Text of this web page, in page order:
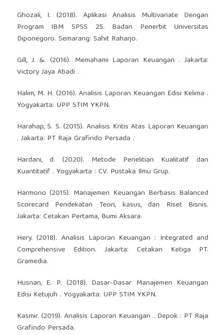
Ghozali, I. (2018). Aplikasi Analisis Multivariate Dengan
Program IBM SPSS 25. Badan Penerbit Universitas
Diponegoro. Semarang: Sahit Raharjo.
Gill, J. &. (2016). Memahami Laporan Keuangan . Jakarta:
Victory Jaya Abadi .
Halim, M. H. (2016). Analisis Laporan Keuangan Edisi Kelima .
Yogyakarta: UPP STIM YKPN.
Harahap, S. S. (2015). Analisis Kritis Atas Laporan Keuangan
. Jakarta: PT Raja Grafindo Persada .
Hardani, d. (2020). Metode Penelitian Kualitatif dan
Kuantitatif . Yogyakarta : CV. Pustaka Ilmu Grup.
Harmono (2015). Manajemen Keuangan Berbasis Balanced
Scorecard Pendekatan Teori, kasus, dan Riset Bisnis.
Jakarta: Cetakan Pertama, Bumi Aksara.
Hery. (2018). Analisis Laporan Keuangan : Integrated and
Comprehensive Edition. Jakarta: Cetakan Ketiga PT.
Gramedia.
Husnan, E. P. (2018). Dasar-Dasar Manajemen Keuangan
Edisi Ketujuh . Yogyakarta: UPP STIM YKPN.
Kasmir. (2019). Analisis Laporan Keuangan . Depok : PT Raja
Grafindo Persada.